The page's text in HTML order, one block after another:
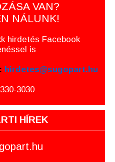
VAN?
NÁLUNK!
hirdetés Facebook
is
hirdetes@sugopart.hu
3030
HÍREK